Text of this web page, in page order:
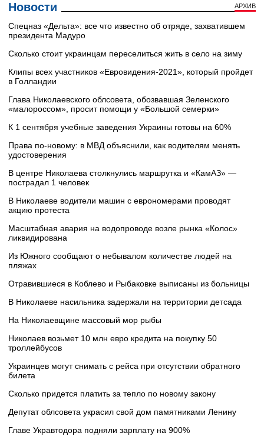
Новости АРХИВ
Cпецназ «Дельта»: все что известно об отряде, захватившем
президента Мадуро
Сколько стоит украинцам переселиться жить в село на зиму
Клипы всех участников «Евровидения-2021», который пройдет
в Голландии
Глава Николаевского облсовета, обозвавшая Зеленского
«малороссом», просит помощи у «Большой семерки»
К 1 сентября учебные заведения Украины готовы на 60%
Права по-новому: в МВД объяснили, как водителям менять
удостоверения
В центре Николаева столкнулись маршрутка и «КамАЗ» —
пострадал 1 человек
В Николаеве водители машин с еврономерами проводят
акцию протеста
Масштабная авария на водопроводе возле рынка «Колос»
ликвидирована
Из Южного сообщают о небывалом количестве людей на
пляжах
Отравившиеся в Коблево и Рыбаковке выписаны из больницы
В Николаеве насильника задержали на территории детсада
На Николаевщине массовый мор рыбы
Николаев возьмет 10 млн евро кредита на покупку 50
троллейбусов
Украинцев могут снимать с рейса при отсутствии обратного
билета
Сколько придется платить за тепло по новому закону
Депутат облсовета украсил свой дом памятниками Ленину
Главе Укравтодора подняли зарплату на 900%